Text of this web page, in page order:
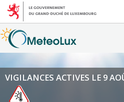
VIGILANCES ACTIVES LE 9